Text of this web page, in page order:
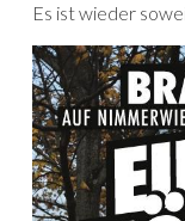
Es ist wieder